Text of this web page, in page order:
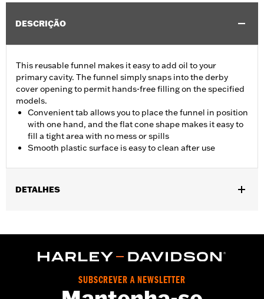
DESCRIÇÃO
This reusable funnel makes it easy to add oil to your
primary cavity. The funnel simply snaps into the derby
cover opening to permit hands-free filling on the specified
models.
Convenient tab allows you to place the funnel in position
with one hand, and the flat cone shape makes it easy to
fill a tight area with no mess or spills
Smooth plastic surface is easy to clean after use
DETALHES
WARRANTY:1 year limited warranty – Go towww.h-
SUBSCREVER A NEWSLETTER